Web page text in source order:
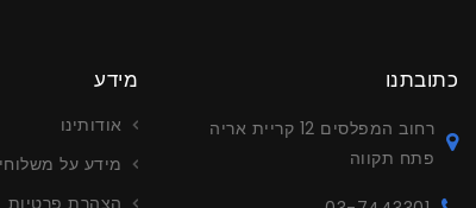
כתובתנו
רחוב המפלסים 12 קריית אריה
פתח תקווה
מידע
אודותינו
מידע על
הצהרת פרטיות